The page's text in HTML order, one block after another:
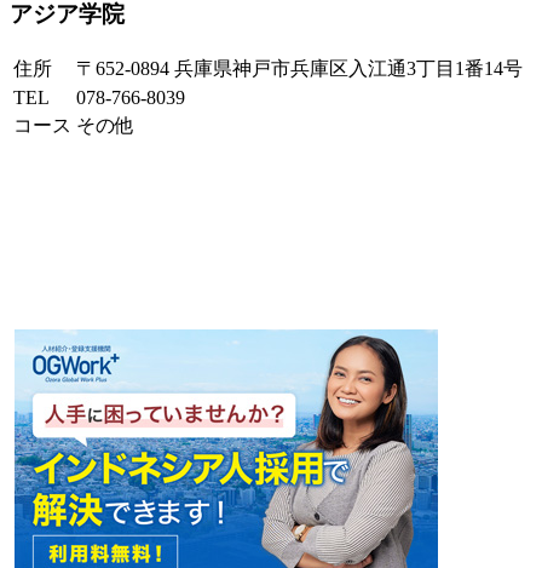
アジア学院
住所
〒652-0894 兵庫県神戸市兵庫区入江通3丁目1番14号
TEL
078-766-8039
コース その他